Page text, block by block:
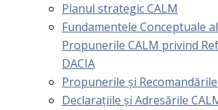
Planul strategic CALM
Fundamentele Conceptuale
Propunerile CALM privind
DACIA
Propunerile și Recomandările
Declarațiile și Adresările